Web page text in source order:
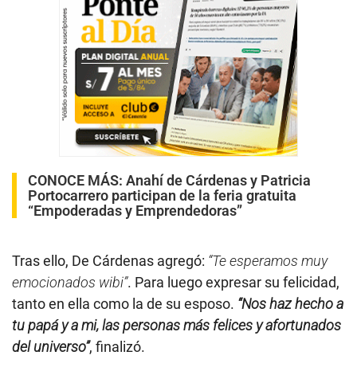
CONOCE MÁS: Anahí de Cárdenas y Patricia
Portocarrero participan de la feria gratuita
“Empoderadas y Emprendedoras”
Tras ello, De Cárdenas agregó: “Te esperamos muy
emocionados wibi”. Para luego expresar su felicidad,
tanto en ella como la de su esposo. “Nos haz hecho a
tu papá y a mi, las personas más felices y afortunados
del universo”, finalizó.